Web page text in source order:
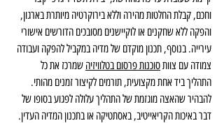
וחכם, קבלת החלטות מהירה וללא בירוקרטיה מיותרת בארגון,
והפקה ללא שחקנים או לוקיישנים מסובכים הדורשים אישורי
עירייה. בנוסף, תכנון מוקדם של מדיה במקביל להפקה ועבודה
צמודה עם צוות סוכנות פרסום בטלוויזיה שמרכז את כל
התהליך ביד אחת מקצועית, תורמים לקיצור זמנים מהותי.
להבהיר שהאצה מוגזמת של התהליך עלולה לפגוע בסופו של
דבר באיכות הקריאייטיב, באסתטיקה או בתכנון המדיה העדין.